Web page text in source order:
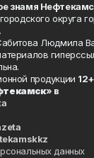
знамя
округа
Людмила
продукции 12+
» в
данных